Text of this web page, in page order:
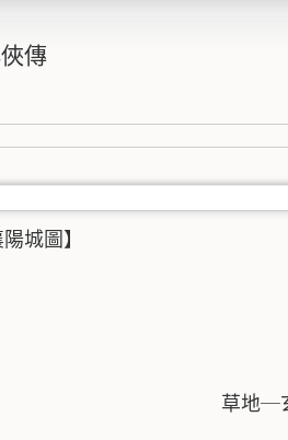
傳
陽城圖】
草地